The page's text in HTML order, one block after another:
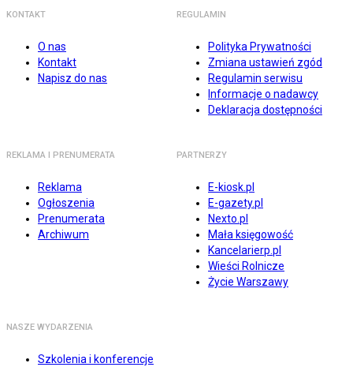
KONTAKT
O nas
Kontakt
Napisz do nas
REGULAMIN
Polityka Prywatności
Zmiana ustawień zgód
Regulamin serwisu
Informacje o nadawcy
Deklaracja dostępności
REKLAMA I PRENUMERATA
Reklama
Ogłoszenia
Prenumerata
Archiwum
PARTNERZY
E-kiosk.pl
E-gazety.pl
Nexto.pl
Mała księgowość
Kancelarierp.pl
Wieści Rolnicze
Życie Warszawy
NASZE WYDARZENIA
Szkolenia i konferencje